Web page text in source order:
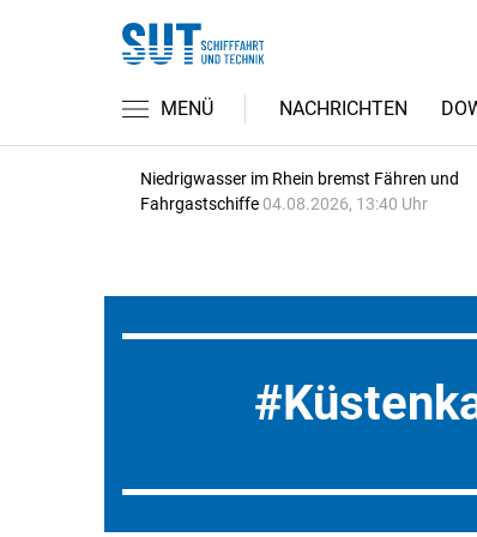
MENÜ NACHRICHTEN
Niedrigwasser im Rhein bremst Fähren und
Fahrgastschiffe 04.08.2026, 13:40 Uhr